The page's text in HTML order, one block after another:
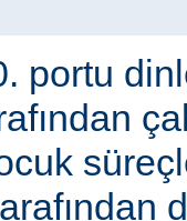
portu